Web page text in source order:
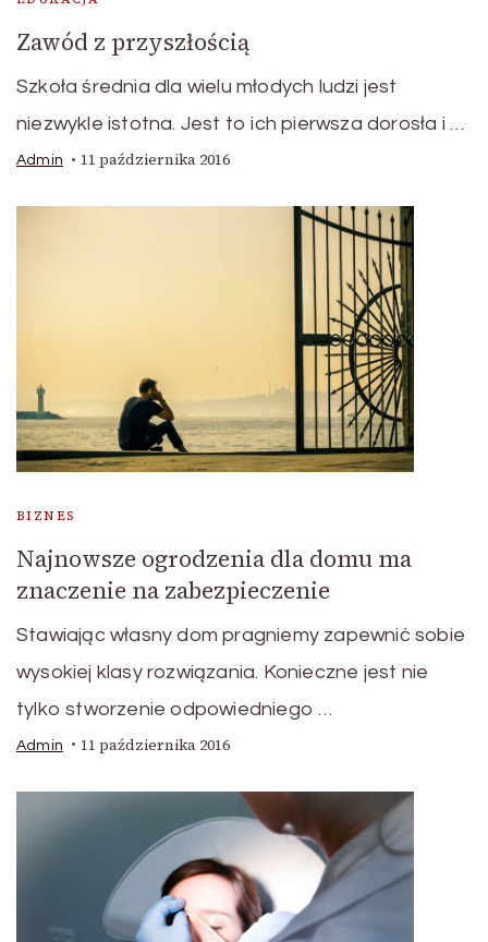
Zawód z przyszłością
Szkoła średnia dla wielu młodych ludzi jest
niezwykle istotna. Jest to ich pierwsza dorosła i …
Admin 11 października 2016
BIZNES
Najnowsze ogrodzenia dla domu ma
znaczenie na zabezpieczenie
Stawiając własny dom pragniemy zapewnić sobie
wysokiej klasy rozwiązania. Konieczne jest nie
tylko stworzenie odpowiedniego …
Admin 11 października 2016